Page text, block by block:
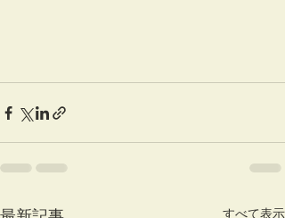
すべて表示